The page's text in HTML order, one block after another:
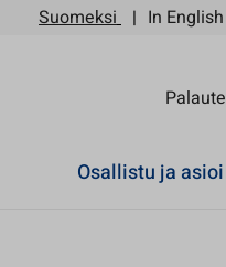
Suomeksi In English
Palaute
Osallistu ja asioi